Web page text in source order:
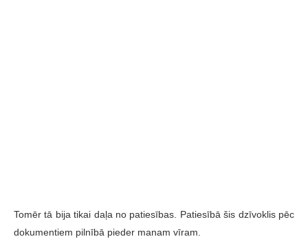
Tomēr tā bija tikai daļa no patiesības. Patiesībā šis dzīvoklis pēc
dokumentiem pilnībā pieder manam vīram.